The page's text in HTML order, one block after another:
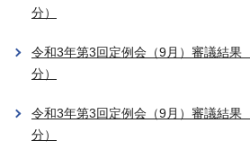
分）
令和3年第3回定例会（9月）審議結果
分）
令和3年第3回定例会（9月）審議結果
分）